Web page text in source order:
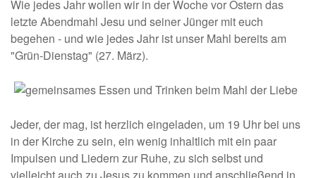
Wie jedes Jahr wollen wir in der Woche vor Ostern das
letzte Abendmahl Jesu und seiner Jünger mit euch
begehen - und wie jedes Jahr ist unser Mahl bereits am
"Grün-Dienstag" (27. März).
Jeder, der mag, ist herzlich eingeladen, um 19 Uhr bei uns
in der Kirche zu sein, ein wenig inhaltlich mit ein paar
Impulsen und Liedern zur Ruhe, zu sich selbst und